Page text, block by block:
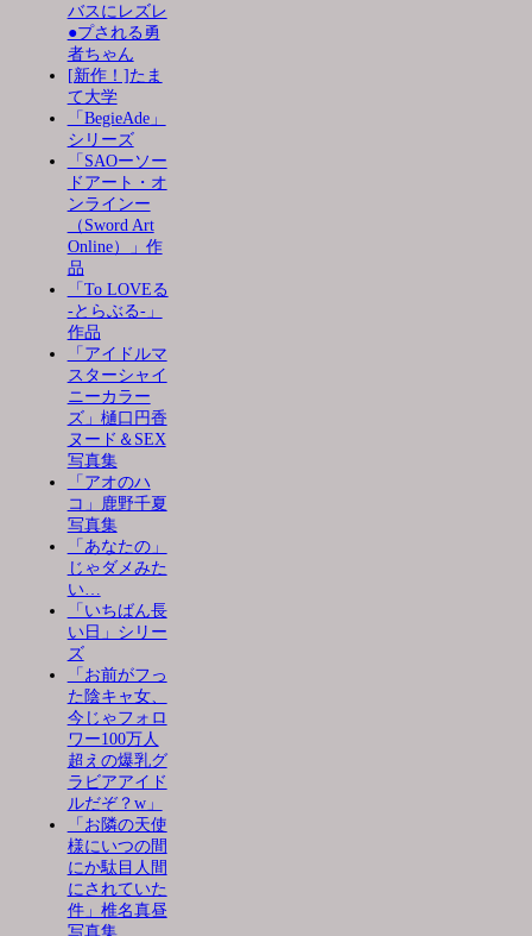
バスにレズレ
●プされる勇
者ちゃん
[新作！]たま
て大学
「BegieAde」
シリーズ
「SAOーソー
ドアート・オ
ンラインー
（Sword Art
Online）」作
品
「To LOVEる
-とらぶる-」
作品
「アイドルマ
スターシャイ
ニーカラー
ズ」樋口円香
ヌード＆SEX
写真集
「アオのハ
コ」鹿野千夏
写真集
「あなたの」
じゃダメみた
い…
「いちばん長
い日」シリー
ズ
「お前がフっ
た陰キャ女、
今じゃフォロ
ワー100万人
超えの爆乳グ
ラビアアイド
ルだぞ？w」
「お隣の天使
様にいつの間
にか駄目人間
にされていた
件」椎名真昼
写真集